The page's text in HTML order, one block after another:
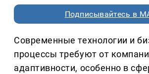
Подписывайтесь в
Современные технологии и
процессы требуют от
адаптивности, особенно в